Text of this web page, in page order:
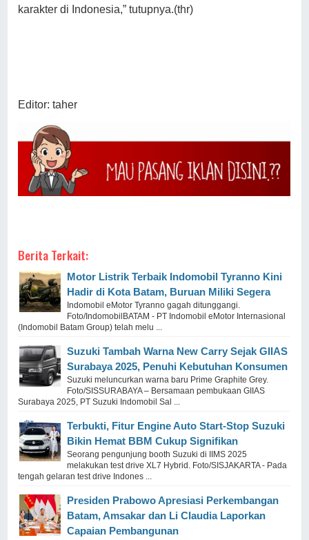
karakter di Indonesia,” tutupnya.(thr)
Editor: taher
Berita Terkait:
Motor Listrik Terbaik Indomobil Tyranno Kini
Hadir di Kota Batam, Buruan Miliki Segera
Indomobil eMotor Tyranno gagah ditunggangi.
Foto/IndomobilBATAM - PT Indomobil eMotor Internasional
(Indomobil Batam Group) telah melu ...
Suzuki Tambah Warna New Carry Sejak GIIAS
Surabaya 2025, Penuhi Kebutuhan Konsumen
Suzuki meluncurkan warna baru Prime Graphite Grey.
Foto/SISSURABAYA – Bersamaan pembukaan GIIAS
Surabaya 2025, PT Suzuki Indomobil Sal ...
Terbukti, Fitur Engine Auto Start-Stop Suzuki
Bikin Hemat BBM Cukup Signifikan
Seorang pengunjung booth Suzuki di IIMS 2025
melakukan test drive XL7 Hybrid. Foto/SISJAKARTA - Pada
tengah gelaran test drive Indones ...
Presiden Prabowo Apresiasi Perkembangan
Batam, Amsakar dan Li Claudia Laporkan
Capaian Pembangunan